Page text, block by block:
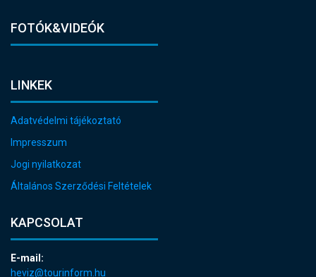
FOTÓK&VIDEÓK
LINKEK
Adatvédelmi tájékoztató
Impresszum
Jogi nyilatkozat
Általános Szerződési Feltételek
KAPCSOLAT
E-mail:
heviz@tourinform.hu